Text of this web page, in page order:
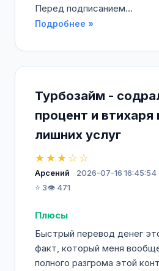
Перед подписанием...
Подробнее »
Турбозайм -
процент и втихаря
лишних услуг
★★★☆☆
Арсений
2026-07-16 16:45:54
⭐ 3👁️ 471
Плюсы
Быстрый перевод денег
факт, который меня
полного разгрома этой